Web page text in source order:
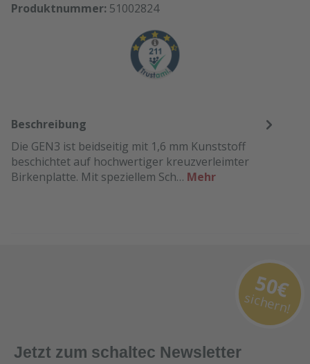
Produktnummer: 51002824
Beschreibung
Die GEN3 ist beidseitig mit 1,6 mm Kunststoff
beschichtet auf hochwertiger kreuzverleimter
Birkenplatte. Mit speziellem Sch… Mehr
Jetzt zum schaltec Newsletter
50€
sichern!